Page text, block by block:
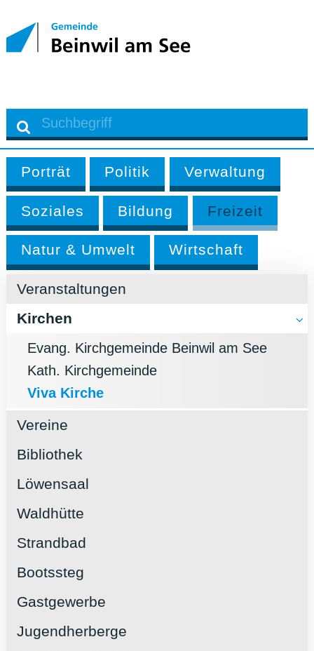
Porträt Politik Verwaltung
Soziales Bildung Freizeit
Natur & Umwelt Wirtschaft
Veranstaltungen
Kirchen
Evang. Kirchgemeinde Beinwil am See
Kath. Kirchgemeinde
Viva Kirche
Vereine
Bibliothek
Löwensaal
Waldhütte
Strandbad
Bootssteg
Gastgewerbe
Jugendherberge